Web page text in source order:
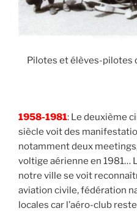
Pilotes et élèves-pilotes
1958-1981: Le deuxième
siècle voit des
notamment deux
voltige aérienne en 1981…
notre ville se voit
aviation civile, fédération
locales car l’aéro-club